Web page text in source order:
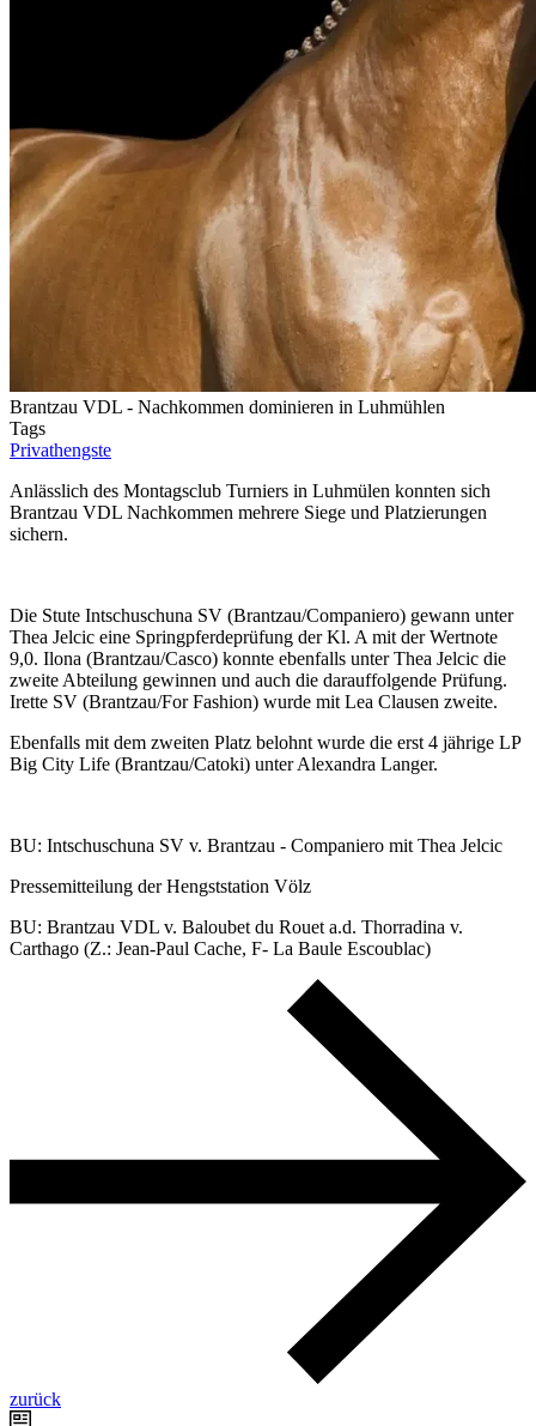
Brantzau VDL - Nachkommen dominieren in Luhmühlen
Tags
Privathengste
Anlässlich des Montagsclub Turniers in Luhmülen konnten sich
Brantzau VDL Nachkommen mehrere Siege und Platzierungen
sichern.
Die Stute Intschuschuna SV (Brantzau/Companiero) gewann unter
Thea Jelcic eine Springpferdeprüfung der Kl. A mit der Wertnote
9,0. Ilona (Brantzau/Casco) konnte ebenfalls unter Thea Jelcic die
zweite Abteilung gewinnen und auch die darauffolgende Prüfung.
Irette SV (Brantzau/For Fashion) wurde mit Lea Clausen zweite.
Ebenfalls mit dem zweiten Platz belohnt wurde die erst 4 jährige LP
Big City Life (Brantzau/Catoki) unter Alexandra Langer.
BU: Intschuschuna SV v. Brantzau - Companiero mit Thea Jelcic
Pressemitteilung der Hengststation Völz
BU: Brantzau VDL v. Baloubet du Rouet a.d. Thorradina v.
Carthago (Z.: Jean-Paul Cache, F- La Baule Escoublac)
zurück